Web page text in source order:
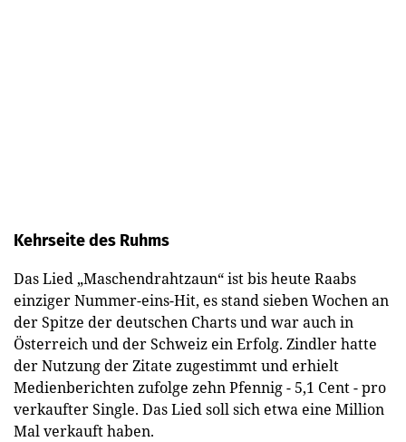
Kehrseite des Ruhms
Das Lied „Maschendrahtzaun“ ist bis heute Raabs
einziger Nummer-eins-Hit, es stand sieben Wochen an
der Spitze der deutschen Charts und war auch in
Österreich und der Schweiz ein Erfolg. Zindler hatte
der Nutzung der Zitate zugestimmt und erhielt
Medienberichten zufolge zehn Pfennig - 5,1 Cent - pro
verkaufter Single. Das Lied soll sich etwa eine Million
Mal verkauft haben.